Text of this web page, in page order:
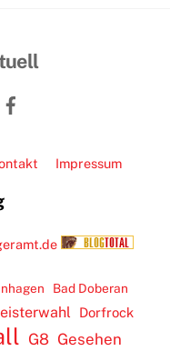
Impressum
Bad Doberan
Dorfrock
G8 Gesehen